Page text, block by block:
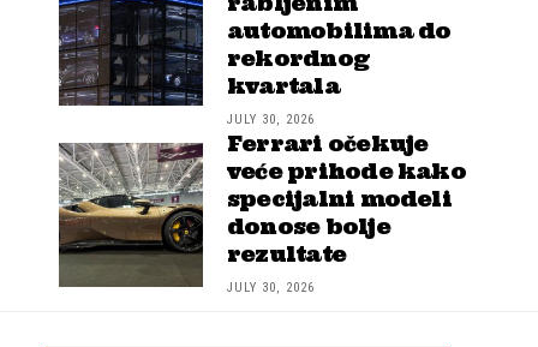
automobilima do
rekordnog
kvartala
JULY 30, 2026
Ferrari očekuje
veće prihode kako
specijalni modeli
donose bolje
rezultate
JULY 30, 2026